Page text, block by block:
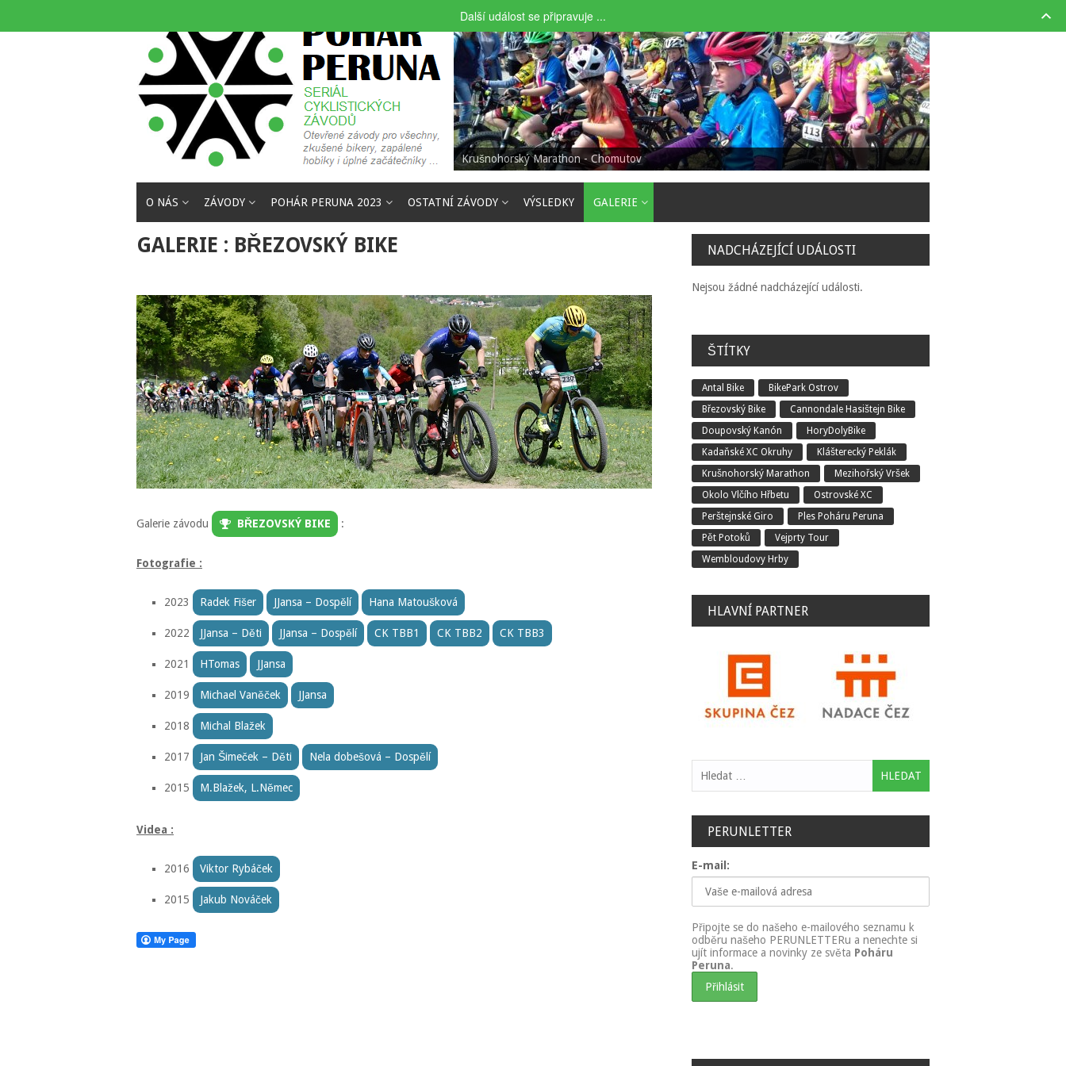
Krušnohorský Marathon - Chomutov
O NÁS ZÁVODY POHÁR PERUNA 2023 OSTATNÍ ZÁVODY VÝSLEDKY GALERIE
GALERIE : BŘEZOVSKÝ BIKE
Galerie závodu BŘEZOVSKÝ BIKE :
Fotografie :
2023 Radek Fišer JJansa – Dospělí Hana Matoušková
2022 JJansa – Děti JJansa – Dospělí CK TBB1 CK TBB2 CK TBB3
2021 HTomas JJansa
2019 Michael Vaněček JJansa
2018 Michal Blažek
2017 Jan Šimeček – Děti Nela dobešová – Dospělí
2015 M.Blažek, L.Němec
Videa :
2016 Viktor Rybáček
2015 Jakub Nováček
NADCHÁZEJÍCÍ UDÁLOSTI
Nejsou žádné nadcházející události.
ŠTÍTKY
Antal Bike
BikePark Ostrov
Březovský Bike
Cannondale Hasištejn Bike
Doupovský Kanón
HoryDolyBike
Kadaňské XC Okruhy
Klášterecký Peklák
Krušnohorský Marathon
Mezihořský Vršek
Okolo Vlčího Hřbetu
Ostrovské XC
Perštejnské Giro
Ples Poháru Peruna
Pět Potoků
Vejprty Tour
Wembloudovy Hrby
HLAVNÍ PARTNER
Vyhledávání
PERUNLETTER
E-mail:
Připojte se do našeho e-mailového seznamu k
odběru našeho PERUNLETTERu a nenechte si
ujít informace a novinky ze světa Poháru
Peruna.
Další událost se připravuje ...